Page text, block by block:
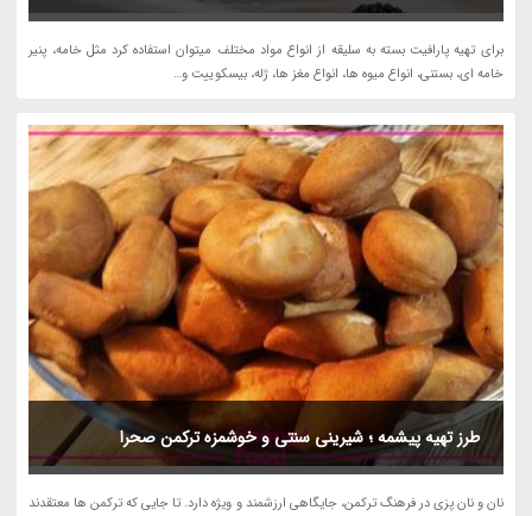
برای تهیه پارافیت بسته به سلیقه از انواع مواد مختلف میتوان استفاده کرد مثل خامه، پنیر
خامه ای، بستنی، انواع میوه ها، انواع مغز ها، ژله، بیسکوییت و…
طرز تهیه پیشمه ؛ شیرینی سنتی و خوشمزه ترکمن صحرا
نان و نان پزی در فرهنگ ترکمن، جایگاهی ارزشمند و ویژه دارد. تا جایی که ترکمن ها معتقدند